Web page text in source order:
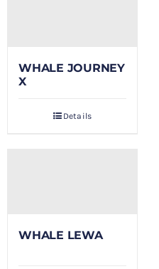
WHALE JOURNEY
X
Details
WHALE LEWA